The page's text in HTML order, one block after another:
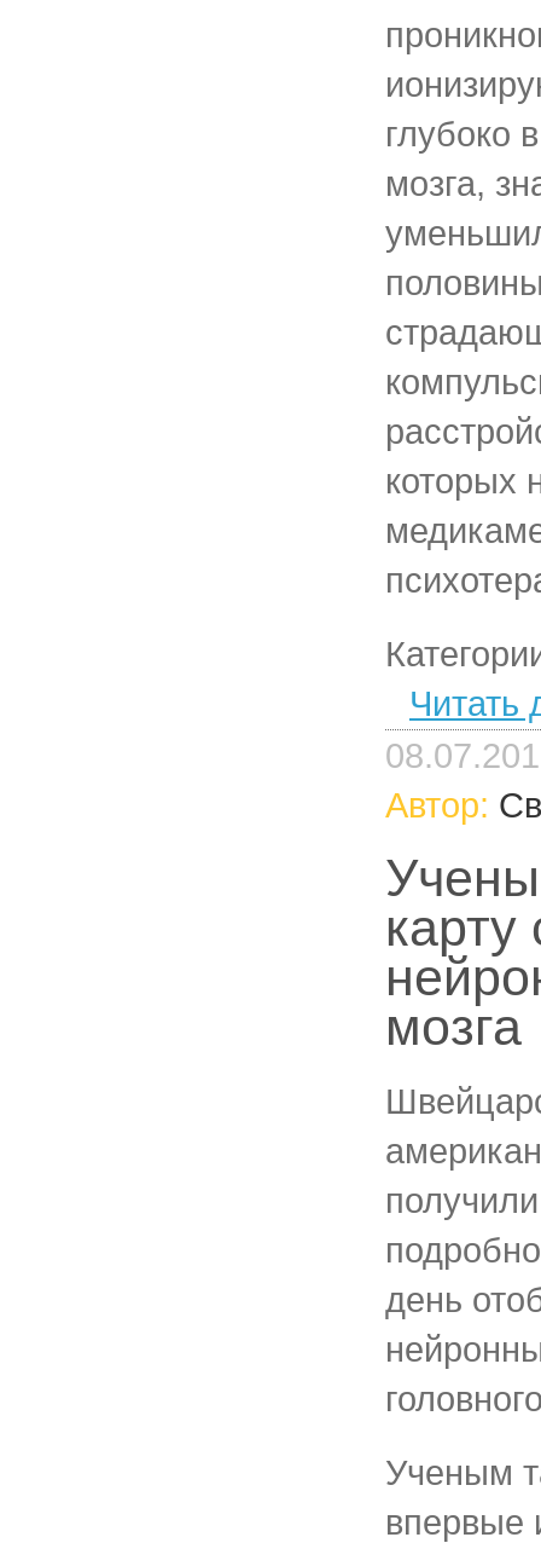
глубоко
мозга,
которых
Читать
Автор:
мозга
день
Ученым
впервые